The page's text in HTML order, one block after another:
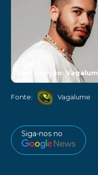
Reprodução:
Fonte: Vagalume
Siga-nos no